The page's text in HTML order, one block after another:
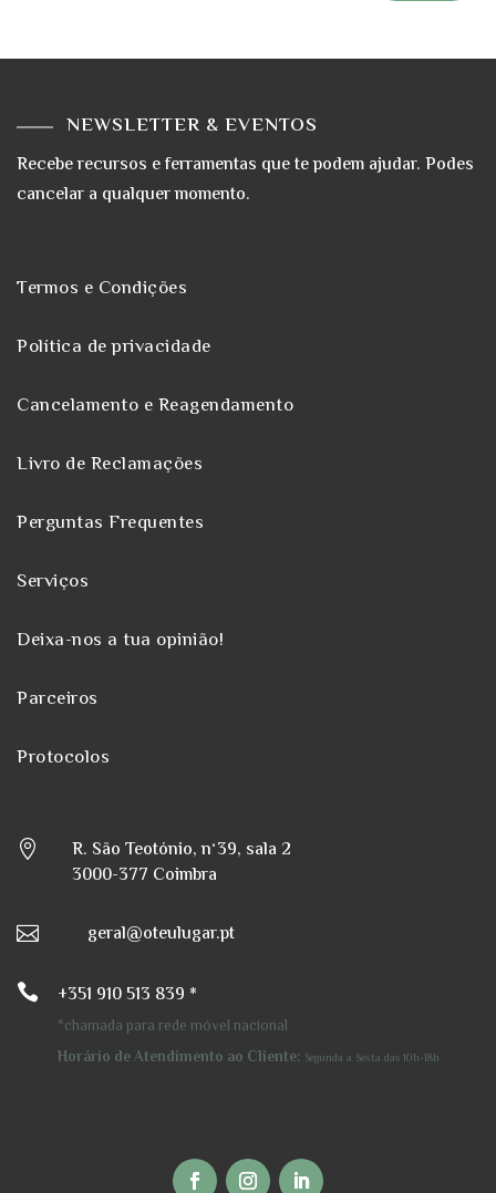
NEWSLETTER & EVENTOS
Recebe recursos e ferramentas que te podem ajudar. Podes
cancelar a qualquer momento.
Termos e Condições
Política de privacidade
Cancelamento e Reagendamento
Livro de Reclamações
Perguntas Frequentes
Serviços
Deixa-nos a tua opinião!
Parceiros
Protocolos

R. São Teotónio, nº39, sala 2
3000-377 Coimbra
 geral@oteulugar.pt
 +351 910 513 839 *
*chamada para rede móvel nacional
Horário de Atendimento ao Cliente: Segunda a Sexta das 10h-18h